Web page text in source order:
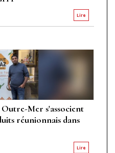
Lire
Mer s'associent
réunionnais dans
Lire